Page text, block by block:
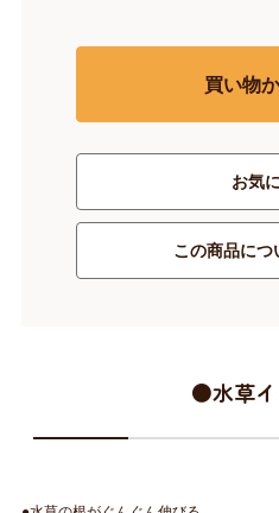
買い物
お気
この商品につ
●水草イ